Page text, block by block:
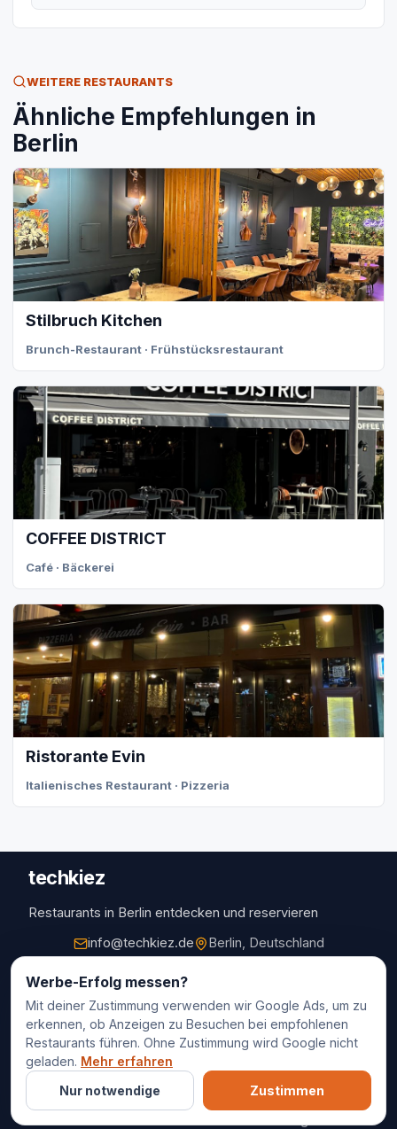
WEITERE RESTAURANTS
Ähnliche Empfehlungen in
Berlin
Stilbruch Kitchen
Brunch-Restaurant · Frühstücksrestaurant
COFFEE DISTRICT
Café · Bäckerei
Ristorante Evin
Italienisches Restaurant · Pizzeria
techkiez
Restaurants in Berlin entdecken und reservieren
info@techkiez.de
Berlin, Deutschland
Restaurants
Restaurantauswahl
Für Unternehmen
Kontakt
© 2025 techkiez. Alle Rechte vorbehalten.
Werbe-Erfolg messen?
Mit deiner Zustimmung verwenden wir Google Ads, um zu
erkennen, ob Anzeigen zu Besuchen bei empfohlenen
Restaurants führen. Ohne Zustimmung wird Google nicht
geladen. Mehr erfahren
Nur notwendige
Zustimmen